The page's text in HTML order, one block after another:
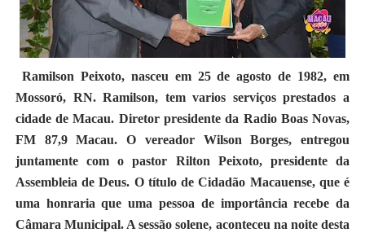
Ramilson Peixoto, nasceu em 25 de agosto de 1982, em
Mossoró, RN. Ramilson, tem varios serviços prestados a
cidade de Macau. Diretor presidente da Radio Boas Novas,
FM 87,9 Macau. O vereador Wilson Borges, entregou
juntamente com o pastor Rilton Peixoto, presidente da
Assembleia de Deus. O título de Cidadão Macauense, que é
uma honraria que uma pessoa de importância recebe da
Câmara Municipal. A sessão solene, aconteceu na noite desta